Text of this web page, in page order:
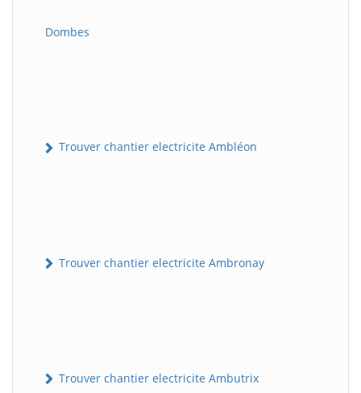
Dombes
Trouver chantier electricite Ambléon
Trouver chantier electricite Ambronay
Trouver chantier electricite Ambutrix